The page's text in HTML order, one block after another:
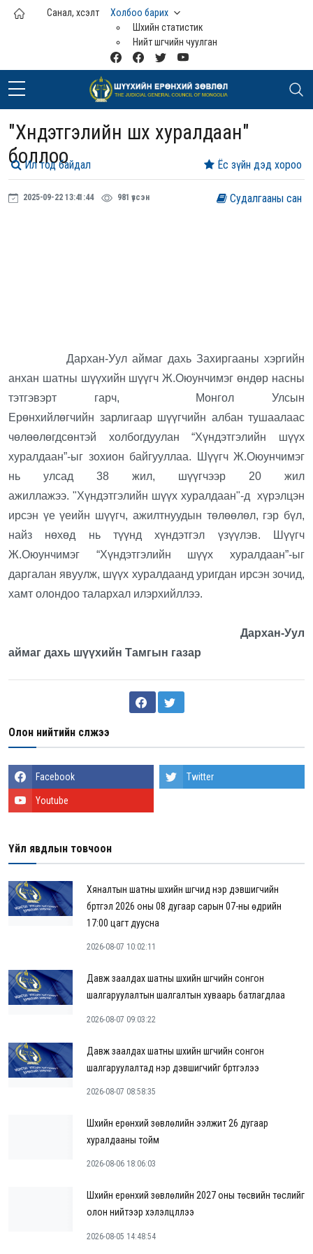
Үндсэн агуулга руу шилжих
Санал, хүсэлт
Холбоо барих
Шүүхийн статистик
Нийт шүүгчийн чуулган
"Хүндэтгэлийн шүүх хуралдаан"
боллоо
2025-09-22 13:41:44 981 үзсэн
Дархан-Уул аймаг дахь Захиргааны хэргийн
анхан шатны шүүхийн шүүгч Ж.Оюунчимэг өндөр насны
тэтгэвэрт гарч, Монгол Улсын
Ерөнхийлөгчийн зарлигаар шүүгчийн албан тушаалаас
чөлөөлөгдсөнтэй холбогдуулан “Хүндэтгэлийн шүүх
хуралдаан”-ыг зохион байгууллаа. Шүүгч Ж.Оюунчимэг
нь улсад 38 жил, шүүгчээр 20 жил
ажиллажээ. "Хүндэтгэлийн шүүх хуралдаан"-д хүрэлцэн
ирсэн үе үеийн шүүгч, ажилтнуудын төлөөлөл, гэр бүл,
найз нөхөд нь түүнд хүндэтгэл үзүүлэв. Шүүгч
Ж.Оюунчимэг “Хүндэтгэлийн шүүх хуралдаан”-ыг
даргалан явуулж, шүүх хуралдаанд уригдан ирсэн зочид,
хамт олондоо талархал илэрхийллээ.
Дархан-Уул
аймаг дахь шүүхийн Тамгын газар
Олон нийтийн сүлжээ
Facebook Twitter
Youtube
Үйл явдлын товчоон
Хяналтын шатны шүүхийн шүүгчид нэр дэвшигчийн
бүртгэл 2026 оны 08 дугаар сарын 07-ны өдрийн
17:00 цагт дуусна
2026-08-07 10:02:11
Давж заалдах шатны шүүхийн шүүгчийн сонгон
шалгаруулалтын шалгалтын хуваарь батлагдлаа
2026-08-07 09:03:22
Давж заалдах шатны шүүхийн шүүгчийн сонгон
шалгаруулалтад нэр дэвшигчийг бүртгэлээ
2026-08-07 08:58:35
Шүүхийн ерөнхий зөвлөлийн ээлжит 26 дугаар
хуралдааны тойм
2026-08-06 18:06:03
Шүүхийн ерөнхий зөвлөлийн 2027 оны төсвийн төслийг
олон нийтээр хэлэлцүүллээ
2026-08-05 14:48:54
Судалгааны сан
Ёс зүйн дэд хороо
Ил тод байдал